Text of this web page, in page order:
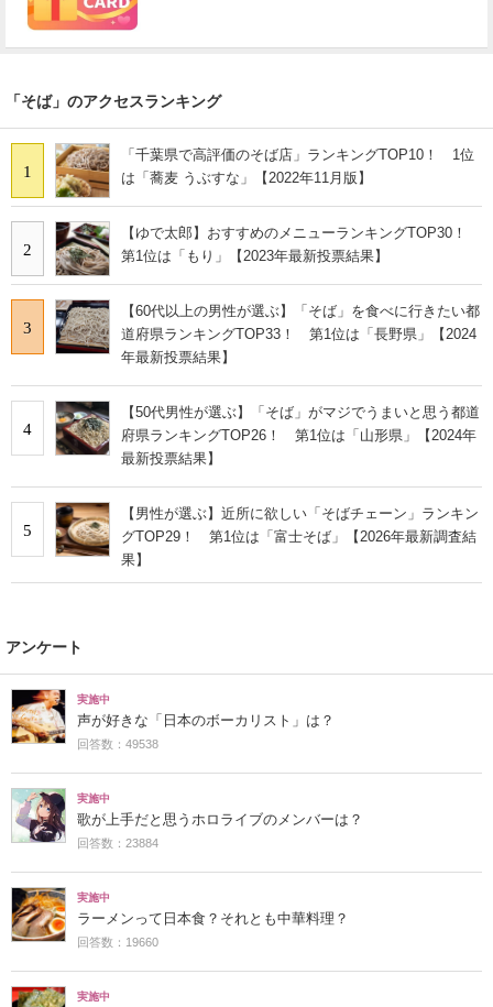
「そば」のアクセスランキング
1
「千葉県で高評価のそば店」ランキングTOP10！ 1位
は「蕎麦 うぶすな」【2022年11月版】
2
【ゆで太郎】おすすめのメニューランキングTOP30！
第1位は「もり」【2023年最新投票結果】
3
【60代以上の男性が選ぶ】「そば」を食べに行きたい都
道府県ランキングTOP33！ 第1位は「長野県」【2024
年最新投票結果】
4
【50代男性が選ぶ】「そば」がマジでうまいと思う都道
府県ランキングTOP26！ 第1位は「山形県」【2024年
最新投票結果】
5
【男性が選ぶ】近所に欲しい「そばチェーン」ランキン
グTOP29！ 第1位は「富士そば」【2026年最新調査結
果】
アンケート
実施中
声が好きな「日本のボーカリスト」は？
回答数：49538
実施中
歌が上手だと思うホロライブのメンバーは？
回答数：23884
実施中
ラーメンって日本食？それとも中華料理？
回答数：19660
実施中